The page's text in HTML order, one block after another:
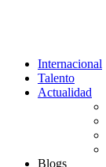
Internacional
Talento
Actualidad
Blogs